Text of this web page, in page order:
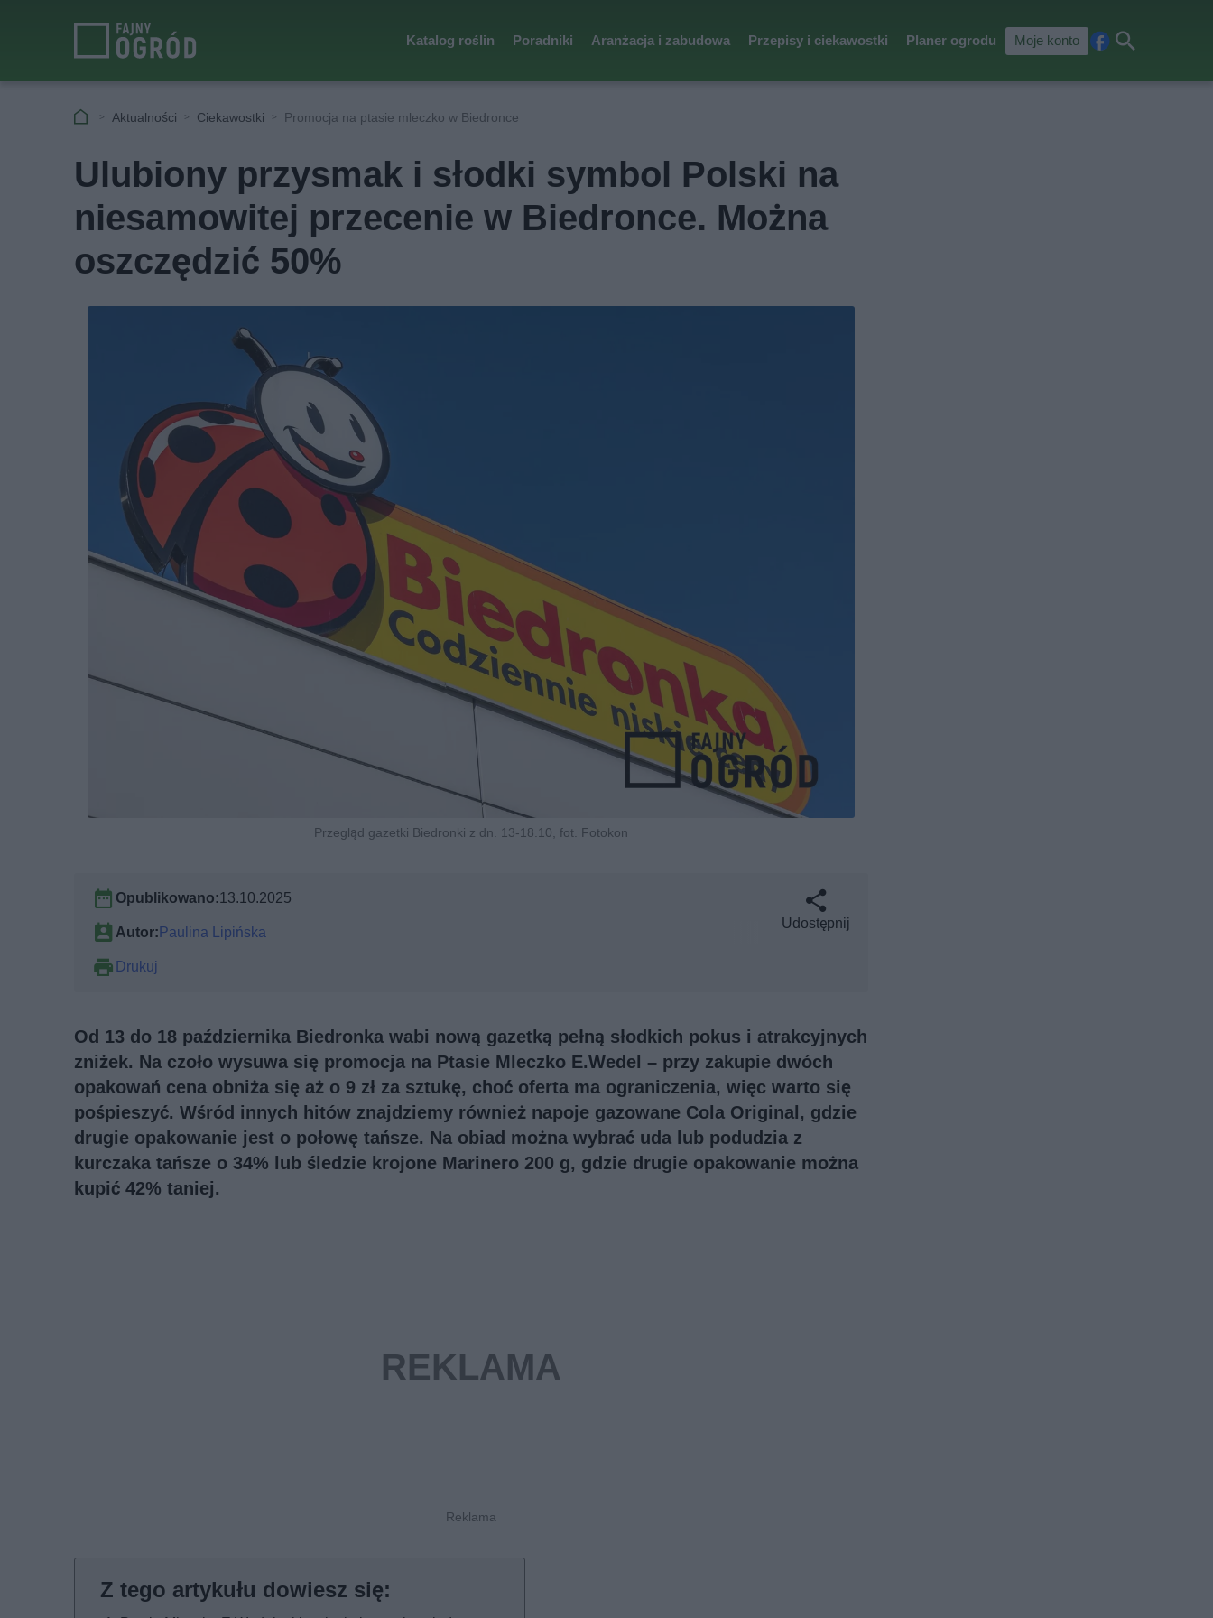
Katalog roślin Poradniki Aranżacja i zabudowa Przepisy i ciekawostki Planer ogrodu Moje konto
cebkaj
Aktualności Ciekawostki Promocja na ptasie mleczko w Biedronce
Ulubiony przysmak i słodki symbol Polski na
niesamowitej przecenie w Biedronce. Można
oszczędzić 50%
Przegląd gazetki Biedronki z dn. 13-18.10, fot. Fotokon
Opublikowano:13.10.2025
Autor:Paulina Lipińska
Drukuj
Udostępnij
Od 13 do 18 października Biedronka wabi nową gazetką pełną słodkich pokus i atrakcyjnych
zniżek. Na czoło wysuwa się promocja na Ptasie Mleczko E.Wedel – przy zakupie dwóch
opakowań cena obniża się aż o 9 zł za sztukę, choć oferta ma ograniczenia, więc warto się
pośpieszyć. Wśród innych hitów znajdziemy również napoje gazowane Cola Original, gdzie
drugie opakowanie jest o połowę tańsze. Na obiad można wybrać uda lub podudzia z
kurczaka tańsze o 34% lub śledzie krojone Marinero 200 g, gdzie drugie opakowanie można
kupić 42% taniej.